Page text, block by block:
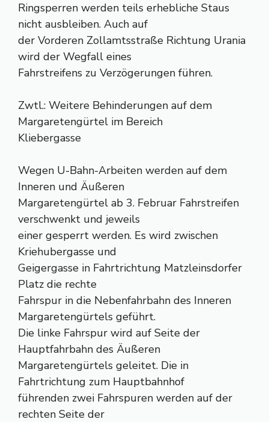
Ringsperren werden teils erhebliche Staus
nicht ausbleiben. Auch auf
der Vorderen Zollamtsstraße Richtung Urania
wird der Wegfall eines
Fahrstreifens zu Verzögerungen führen.
Zwtl.: Weitere Behinderungen auf dem
Margaretengürtel im Bereich
Kliebergasse
Wegen U-Bahn-Arbeiten werden auf dem
Inneren und Äußeren
Margaretengürtel ab 3. Februar Fahrstreifen
verschwenkt und jeweils
einer gesperrt werden. Es wird zwischen
Kriehubergasse und
Geigergasse in Fahrtrichtung Matzleinsdorfer
Platz die rechte
Fahrspur in die Nebenfahrbahn des Inneren
Margaretengürtels geführt.
Die linke Fahrspur wird auf Seite der
Hauptfahrbahn des Äußeren
Margaretengürtels geleitet. Die in
Fahrtrichtung zum Hauptbahnhof
führenden zwei Fahrspuren werden auf der
rechten Seite der